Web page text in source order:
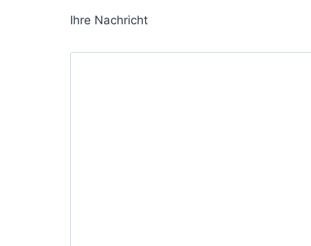
Ihre Nachricht